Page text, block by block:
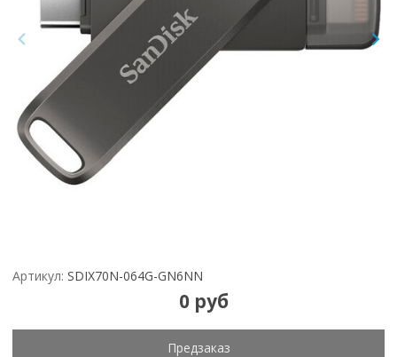
Артикул: SDIX70N-064G-GN6NN
0 руб
Предзаказ